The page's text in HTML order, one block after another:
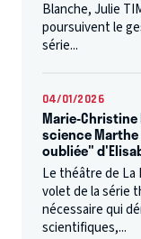
Blanche, Julie
poursuivent le
série...
04/01/2026
Marie-Christine
science Marthe
oubliée"
Le théâtre de La
volet de la série
nécessaire qui
scientifiques,...